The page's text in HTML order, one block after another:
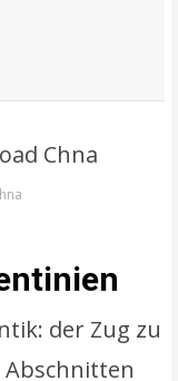
der Zug zu